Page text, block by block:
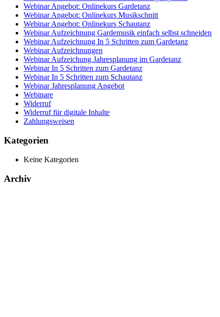
Webinar Angebot: Onlinekurs Gardetanz
Webinar Angebot: Onlinekurs Musikschnitt
Webinar Angebot: Onlinekurs Schautanz
Webinar Aufzeichnung Gardemusik einfach selbst schneiden
Webinar Aufzeichnung In 5 Schritten zum Gardetanz
Webinar Aufzeichnungen
Webinar Aufzeichung Jahresplanung im Gardetanz
Webinar In 5 Schritten zum Gardetanz
Webinar In 5 Schritten zum Schautanz
Webinar Jahresplanung Angebot
Webinare
Widerruf
Widerruf für digitale Inhalte
Zahlungsweisen
Kategorien
Keine Kategorien
Archiv